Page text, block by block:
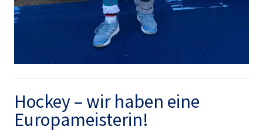
Hockey – wir haben eine
Europameisterin!